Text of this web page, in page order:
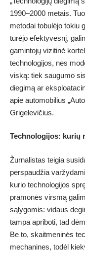
1990–2000 metais.
metodai tobulėjo tokiu
turėjo efektyvesnį,
gamintojų vizitinė
technologijos, nes
viską: tiek saugumo
diegimą ar
apie automobilius
Grigelevičius.
Technologijos: kurių
Žurnalistas teigia
perspaudžia
kurio technologijos
pramonės virsmą
sąlygomis: vidaus
tampa apriboti, tad
Be to, skaitmeninės
mechanines, todėl